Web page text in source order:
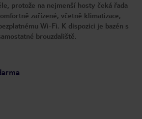
protože na nejmenší hosty čeká řada
zařízené, včetně klimatizace,
Wi-Fi. K dispozici je bazén s
brouzdaliště.